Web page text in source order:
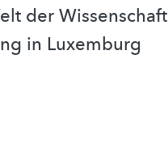
der Wissenschaft
in Luxemburg